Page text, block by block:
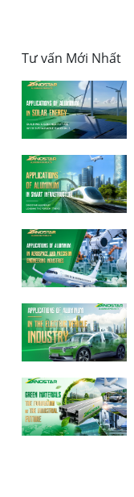
Tư vấn Mới Nhất